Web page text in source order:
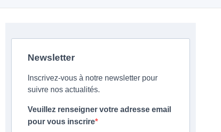
Newsletter
Inscrivez-vous à notre newsletter pour
suivre nos actualités.
Veuillez renseigner votre adresse email
pour vous inscrire